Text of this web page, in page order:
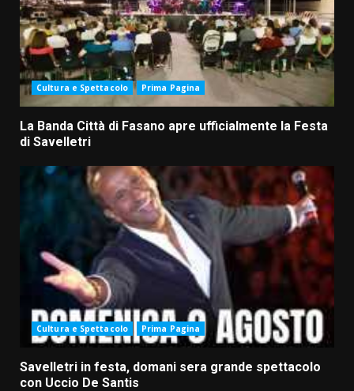
Cultura e Spettacolo Prima Pagina
La Banda Città di Fasano apre ufficialmente la Festa
di Savelletri
Cultura e Spettacolo Prima Pagina
Savelletri in festa, domani sera grande spettacolo
con Uccio De Santis